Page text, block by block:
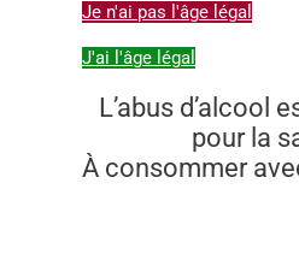
Je n'ai pas l'âge légal
J'ai l'âge légal
L’abus d’alcool
pour la
À consommer